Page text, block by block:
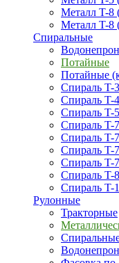
Металл T-8
Металл T-8
Спиральные
Потайные
Потайные
Спираль T-
Спираль T-
Спираль T-5
Спираль T-
Спираль T-
Спираль T-
Спираль T-
Спираль T-8
Спираль T-
Рулонные
Тракторные